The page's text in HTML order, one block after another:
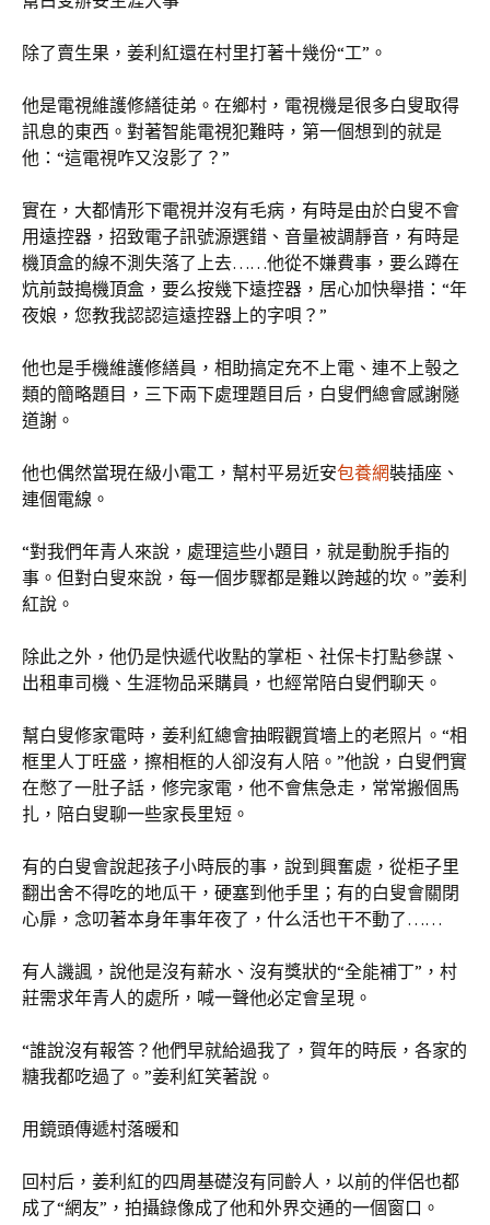
除了賣生果，姜利紅還在村里打著十幾份“工”。
他是電視維護修繕徒弟。在鄉村，電視機是很多白叟取得
訊息的東西。對著智能電視犯難時，第一個想到的就是
他：“這電視咋又沒影了？”
實在，大都情形下電視并沒有毛病，有時是由於白叟不會
用遠控器，招致電子訊號源選錯、音量被調靜音，有時是
機頂盒的線不測失落了上去……他從不嫌費事，要么蹲在
炕前鼓搗機頂盒，要么按幾下遠控器，居心加快舉措：“年
夜娘，您教我認認這遠控器上的字唄？”
他也是手機維護修繕員，相助搞定充不上電、連不上彀之
類的簡略題目，三下兩下處理題目后，白叟們總會感謝隧
道謝。
他也偶然當現在級小電工，幫村平易近安包養網裝插座、
連個電線。
“對我們年青人來說，處理這些小題目，就是動脫手指的
事。但對白叟來說，每一個步驟都是難以跨越的坎。”姜利
紅說。
除此之外，他仍是快遞代收點的掌柜、社保卡打點參謀、
出租車司機、生涯物品采購員，也經常陪白叟們聊天。
幫白叟修家電時，姜利紅總會抽暇觀賞墻上的老照片。“相
框里人丁旺盛，擦相框的人卻沒有人陪。”他說，白叟們實
在憋了一肚子話，修完家電，他不會焦急走，常常搬個馬
扎，陪白叟聊一些家長里短。
有的白叟會說起孩子小時辰的事，說到興奮處，從柜子里
翻出舍不得吃的地瓜干，硬塞到他手里；有的白叟會關閉
心扉，念叨著本身年事年夜了，什么活也干不動了……
有人譏諷，說他是沒有薪水、沒有獎狀的“全能補丁”，村
莊需求年青人的處所，喊一聲他必定會呈現。
“誰說沒有報答？他們早就給過我了，賀年的時辰，各家的
糖我都吃過了。”姜利紅笑著說。
用鏡頭傳遞村落暖和
回村后，姜利紅的四周基礎沒有同齡人，以前的伴侶也都
成了“網友”，拍攝錄像成了他和外界交通的一個窗口。